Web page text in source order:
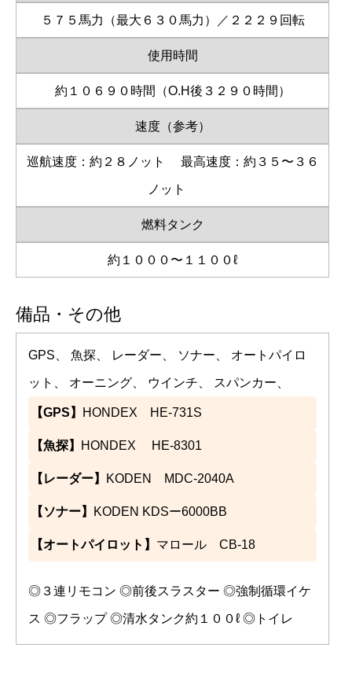
５７５馬力（最大６３０馬力）／２２２９回転
使用時間
約１０６９０時間（O.H後３２９０時間）
速度（参考）
巡航速度：約２８ノット 最高速度：約３５〜３６
ノット
燃料タンク
約１０００〜１１００ℓ
備品・その他
GPS、 魚探、 レーダー、 ソナー、 オートパイロ
ット、 オーニング、 ウインチ、 スパンカー、
【GPS】 HONDEX HE-731S
【魚探】 HONDEX HE-8301
【レーダー】 KODEN MDC-2040A
【ソナー】 KODEN KDSー6000BB
【オートパイロット】 マロール CB-18
◎３連リモコン ◎前後スラスター ◎強制循環イケ
ス ◎フラップ ◎清水タンク約１００ℓ ◎トイレ